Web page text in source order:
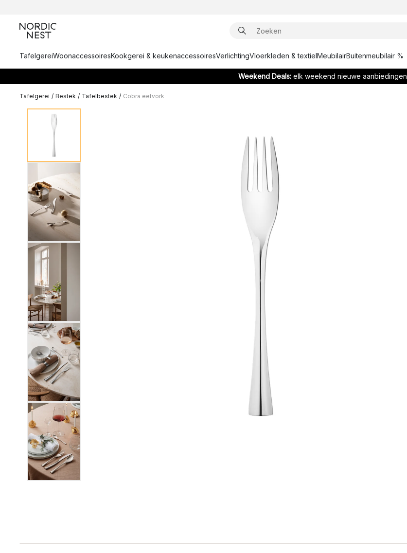
TafelgereiWoonaccessoiresKookgerei & keukenaccessoiresVerlichtingVloerkleden & textielMeubilairBuitenmeubilair %
Weekend Deals: elk weekend nieuwe aanbiedingen
Tafelgerei / Bestek / Tafelbestek / Cobra eetvork